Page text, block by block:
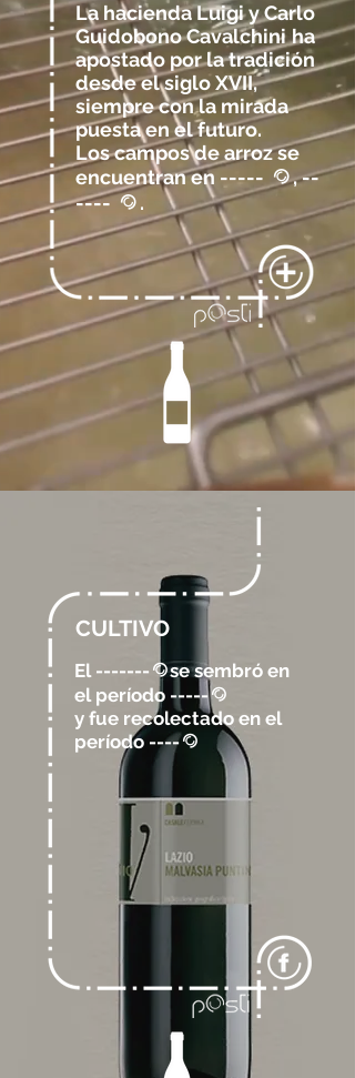
La hacienda Luigi y Carlo
Guidobono Cavalchini ha
apostado por la tradición​
desde el siglo XVII,
siempre con la mirada
puesta en el futuro.
Los campos de arroz se
encuentran en ----- @ , --
---- @ .
CULTIVO
El ------- @ se sembró en
el período ----- @
y fue recolectado en el
período ---- @